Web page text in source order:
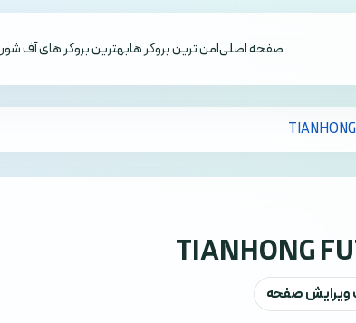
صفحه اصلیامن ترین بروکر هابهترین بروکر های آف شور
TIANHONG
ویرایش صفحه